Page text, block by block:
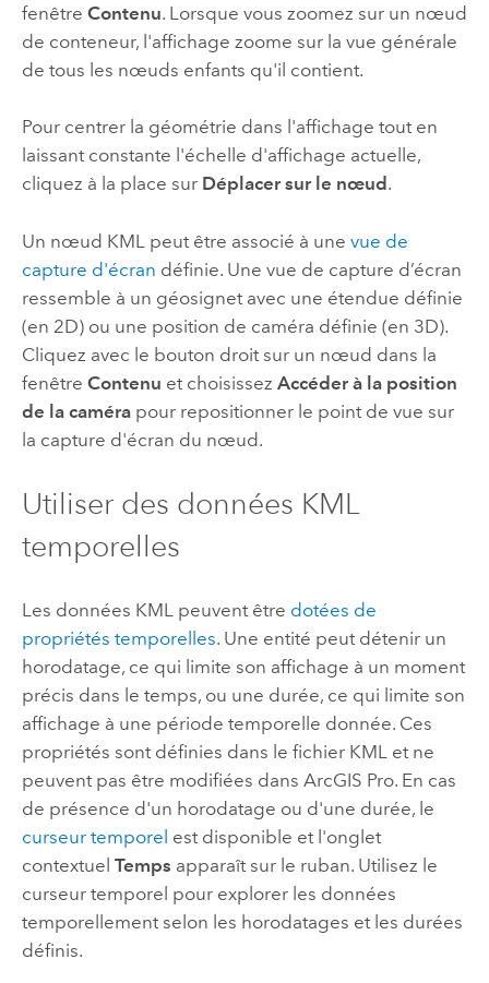
fenêtre Contenu. Lorsque vous zoomez sur un nœud
de conteneur, l'affichage zoome sur la vue générale
de tous les nœuds enfants qu'il contient.
Pour centrer la géométrie dans l'affichage tout en
laissant constante l'échelle d'affichage actuelle,
cliquez à la place sur Déplacer sur le nœud .
Un nœud KML peut être associé à une vue de
capture d'écran définie. Une vue de capture d’écran
ressemble à un géosignet avec une étendue définie
(en 2D) ou une position de caméra définie (en 3D).
Cliquez avec le bouton droit sur un nœud dans la
fenêtre Contenu et choisissez Accéder à la position
de la camérapour repositionner le point de vue sur
la capture d'écran du nœud.
Utiliser des données KML
temporelles
Les données KML peuvent être dotées de
propriétés temporelles. Une entité peut détenir un
horodatage, ce qui limite son affichage à un moment
précis dans le temps, ou une durée, ce qui limite son
affichage à une période temporelle donnée. Ces
propriétés sont définies dans le fichier KML et ne
peuvent pas être modifiées dans ArcGIS Pro. En cas
de présence d'un horodatage ou d'une durée, le
curseur temporel est disponible et l'onglet
contextuel Temps apparaît sur le ruban. Utilisez le
curseur temporel pour explorer les données
temporellement selon les horodatages et les durées
définis.